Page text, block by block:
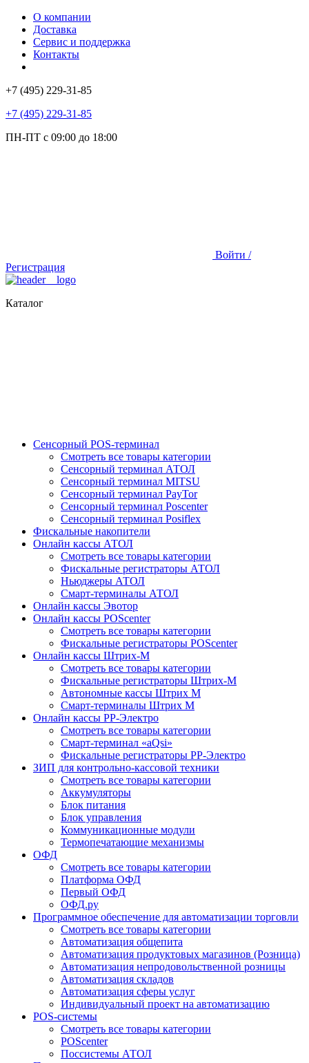
О компании
Доставка
Сервис и поддержка
Контакты
+7 (495) 229-31-85
+7 (495) 229-31-85
ПН-ПТ с 09:00 до 18:00
Войти /
Регистрация
Каталог
Сенсорный POS-терминал
Смотреть все товары категории
Сенсорный терминал АТОЛ
Сенсорный терминал MITSU
Сенсорный терминал PayTor
Сенсорный терминал Poscenter
Сенсорный терминал Posiflex
Фискальные накопители
Онлайн кассы АТОЛ
Смотреть все товары категории
Фискальные регистраторы АТОЛ
Ньюджеры АТОЛ
Смарт-терминалы АТОЛ
Онлайн кассы Эвотор
Онлайн кассы POScenter
Смотреть все товары категории
Фискальные регистраторы POScenter
Онлайн кассы Штрих-М
Смотреть все товары категории
Фискальные регистраторы Штрих-М
Автономные кассы Штрих М
Смарт-терминалы Штрих М
Онлайн кассы РР-Электро
Смотреть все товары категории
Смарт-терминал «aQsi»
Фискальные регистраторы РР-Электро
ЗИП для контрольно-кассовой техники
Смотреть все товары категории
Аккумуляторы
Блок питания
Блок управления
Коммуникационные модули
Термопечатающие механизмы
ОФД
Смотреть все товары категории
Платформа ОФД
Первый ОФД
ОФД.ру
Программное обеспечение для автоматизации торговли
Смотреть все товары категории
Автоматизация общепита
Автоматизация продуктовых магазинов (Розница)
Автоматизация непродовольственной розницы
Автоматизация складов
Автоматизация сферы услуг
Индивидуальный проект на автоматизацию
POS-системы
Смотреть все товары категории
POScenter
Поссистемы АТОЛ